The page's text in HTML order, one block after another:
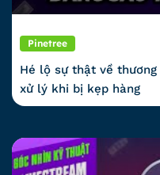
Pinetree
Hé lộ sự thật về thương
xử lý khi bị kẹp hàng